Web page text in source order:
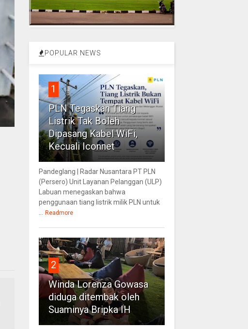
POPULAR NEWS
1
PLN Tegaskan Tiang
Listrik Tak Boleh
Dipasang Kabel WiFi,
Kecuali Iconnet
Pandeglang | Radar Nusantara PT PLN
(Persero) Unit Layanan Pelanggan (ULP)
Labuan menegaskan bahwa
penggunaan tiang listrik milik PLN untuk
Readmore
2
Winda Lorenza Gowasa
diduga ditembak oleh
Suaminya Bripka IH